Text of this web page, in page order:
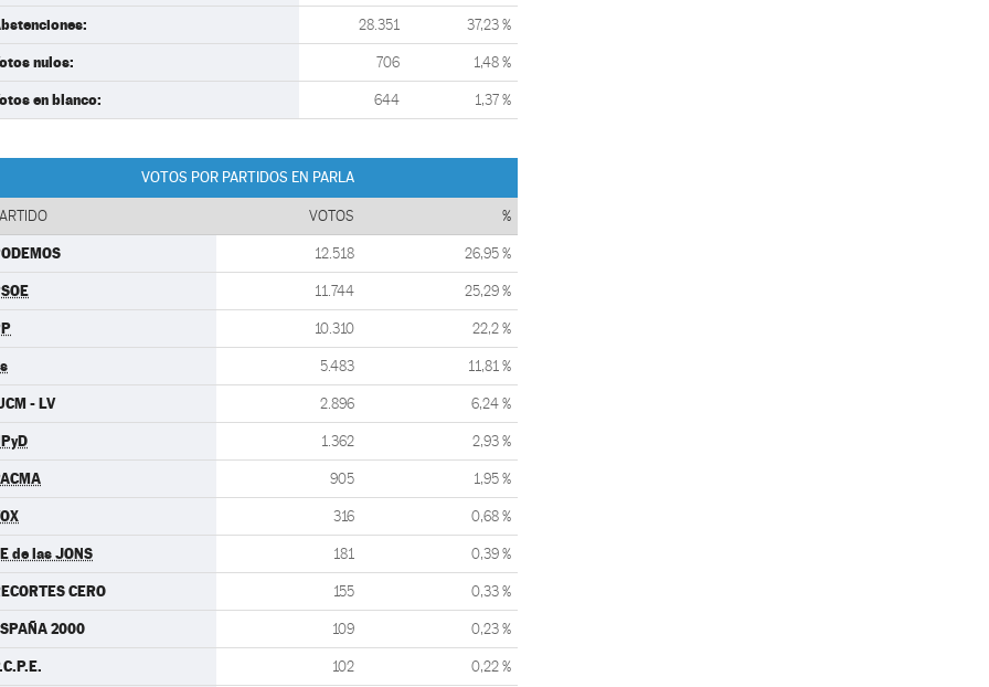
28.351 37,23 %
nulos: 706 1,48 %
en blanco: 644 1,37 %
VOTOS POR PARTIDOS EN PARLA
VOTOS %
12.518 26,95 %
11.744 25,29 %
10.310 22,2 %
5.483 11,81 %
- LV 2.896 6,24 %
1.362 2,93 %
905 1,95 %
316 0,68 %
de las JONS 181 0,39 %
CERO 155 0,33 %
2000 109 0,23 %
102 0,22 %